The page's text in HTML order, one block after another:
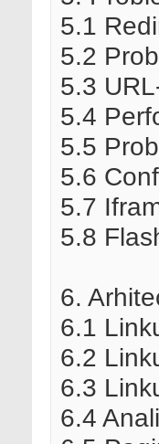
5.1
5.2
5.3
5.4
5.5
5.6
5.7
5.8
6.
6.1
6.2
6.3
6.4